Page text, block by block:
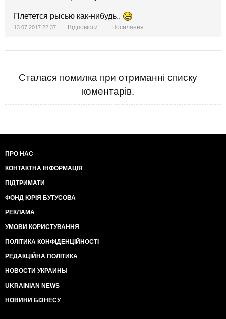
Плетется рысью как-нибудь..
13.07.2017 22:37 Відповісти Посилання
Сталася помилка при отриманні списку
коментарів.
ПРО НАС
КОНТАКТНА ІНФОРМАЦІЯ
ПІДТРИМАТИ
ФОНД ЮРІЯ БУТУСОВА
РЕКЛАМА
УМОВИ КОРИСТУВАННЯ
ПОЛІТИКА КОНФІДЕНЦІЙНОСТІ
РЕДАКЦІЙНА ПОЛІТИКА
НОВОСТИ УКРАИНЫ
UKRAINIAN NEWS
НОВИНИ БІЗНЕСУ